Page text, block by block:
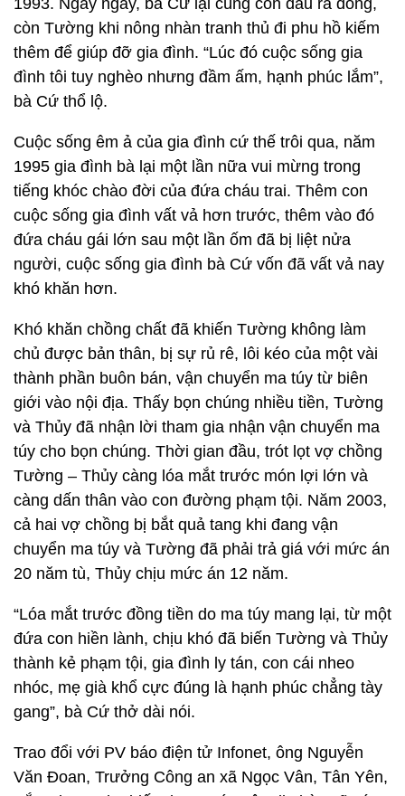
1993. Ngày ngày, bà Cứ lại cùng con dâu ra đồng,
còn Tường khi nông nhàn tranh thủ đi phu hồ kiếm
thêm để giúp đỡ gia đình. “Lúc đó cuộc sống gia
đình tôi tuy nghèo nhưng đầm ấm, hạnh phúc lắm”,
bà Cứ thổ lộ.
Cuộc sống êm ả của gia đình cứ thế trôi qua, năm
1995 gia đình bà lại một lần nữa vui mừng trong
tiếng khóc chào đời của đứa cháu trai. Thêm con
cuộc sống gia đình vất vả hơn trước, thêm vào đó
đứa cháu gái lớn sau một lần ốm đã bị liệt nửa
người, cuộc sống gia đình bà Cứ vốn đã vất vả nay
khó khăn hơn.
Khó khăn chồng chất đã khiến Tường không làm
chủ được bản thân, bị sự rủ rê, lôi kéo của một vài
thành phần buôn bán, vận chuyển ma túy từ biên
giới vào nội địa. Thấy bọn chúng nhiều tiền, Tường
và Thủy đã nhận lời tham gia nhận vận chuyển ma
túy cho bọn chúng. Thời gian đầu, trót lọt vợ chồng
Tường – Thủy càng lóa mắt trước món lợi lớn và
càng dấn thân vào con đường phạm tội. Năm 2003,
cả hai vợ chồng bị bắt quả tang khi đang vận
chuyển ma túy và Tường đã phải trả giá với mức án
20 năm tù, Thủy chịu mức án 12 năm.
“Lóa mắt trước đồng tiền do ma túy mang lại, từ một
đứa con hiền lành, chịu khó đã biến Tường và Thủy
thành kẻ phạm tội, gia đình ly tán, con cái nheo
nhóc, mẹ già khổ cực đúng là hạnh phúc chẳng tày
gang”, bà Cứ thở dài nói.
Trao đổi với PV báo điện tử Infonet, ông Nguyễn
Văn Đoan, Trưởng Công an xã Ngọc Vân, Tân Yên,